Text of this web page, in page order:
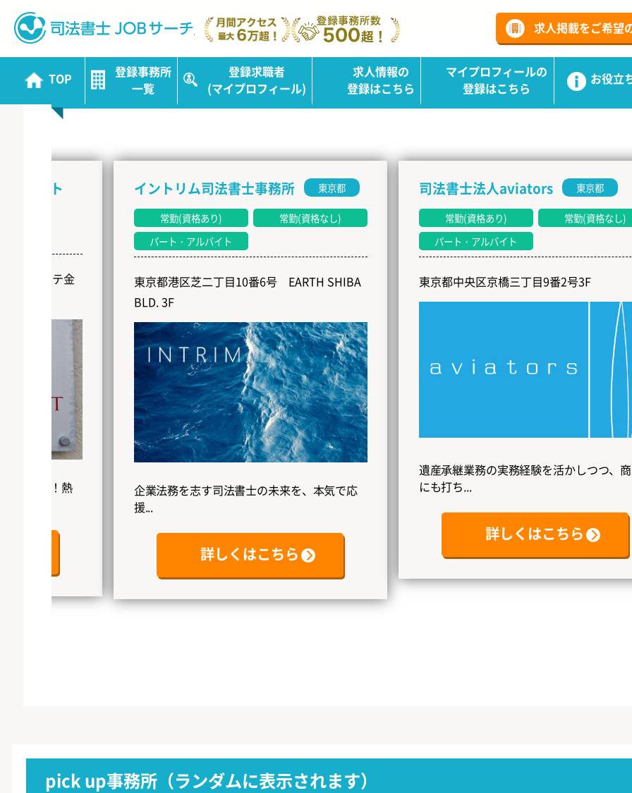
司法書士JOBサーチ 求人掲載をご希望
TOP
登録事務所
一覧
登録求職者
(マイプロフィール)
求人情報の
登録はこちら
マイプロフィールの
登録はこちら
お役立
新着事務所
イントリム司法書士事務所 東京都
常勤(資格あり)
常勤(資格なし)
パート・アルバイト
東京都港区芝二丁目10番6号 EARTH SHIBA
企業法務を志す司法書士の未来を、本気で応
詳しくはこちら
司法書士法人aviators 東京都
常勤(資格あり)
常勤(資格なし)
パート・アルバイト
東京都中央区京橋三丁目9番2号3F
遺産承継業務の実務経験を活かしつつ、商業
にも打ち...
詳しくはこちら
pick up事務所（ランダムに表示されます）